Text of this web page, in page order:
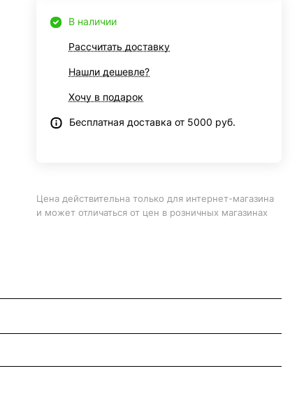
В наличии
Рассчитать доставку
Нашли дешевле?
Хочу в подарок
Бесплатная доставка от 5000 руб.
Цена действительна только для интернет-магазина
и может отличаться от цен в розничных магазинах